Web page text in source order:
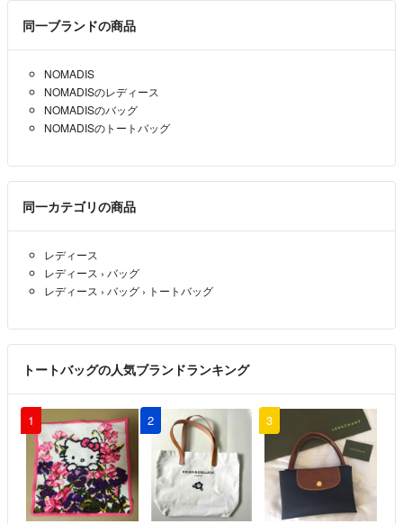
同一ブランドの商品
NOMADIS
NOMADISのレディース
NOMADISのバッグ
NOMADISのトートバッグ
同一カテゴリの商品
レディース
レディース › バッグ
レディース › バッグ › トートバッグ
トートバッグの人気ブランドランキング
1 2 3